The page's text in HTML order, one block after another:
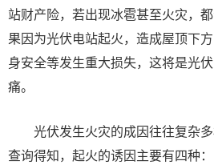
站财产险，若出现冰雹甚至火灾，
果因为光伏电站起火，造成屋顶下
身安全等发生重大损失，这将是光
痛。
光伏发生火灾的成因往往复杂
查询得知，起火的诱因主要有四种：